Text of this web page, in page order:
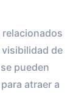
de
pueden
atraer a